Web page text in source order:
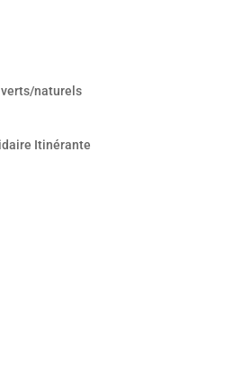
verts/naturels
Itinérante